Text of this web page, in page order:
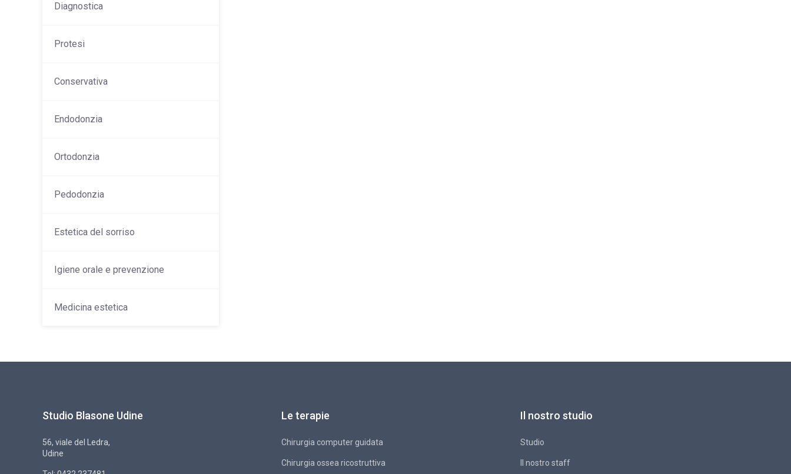
Diagnostica
Protesi
Conservativa
Endodonzia
Ortodonzia
Pedodonzia
Estetica del sorriso
Igiene orale e prevenzione
Medicina estetica
Studio Blasone Udine
56, viale del Ledra,
Udine
Le terapie
Chirurgia computer guidata
Chirurgia ossea ricostruttiva
Il nostro studio
Studio
Il nostro staff